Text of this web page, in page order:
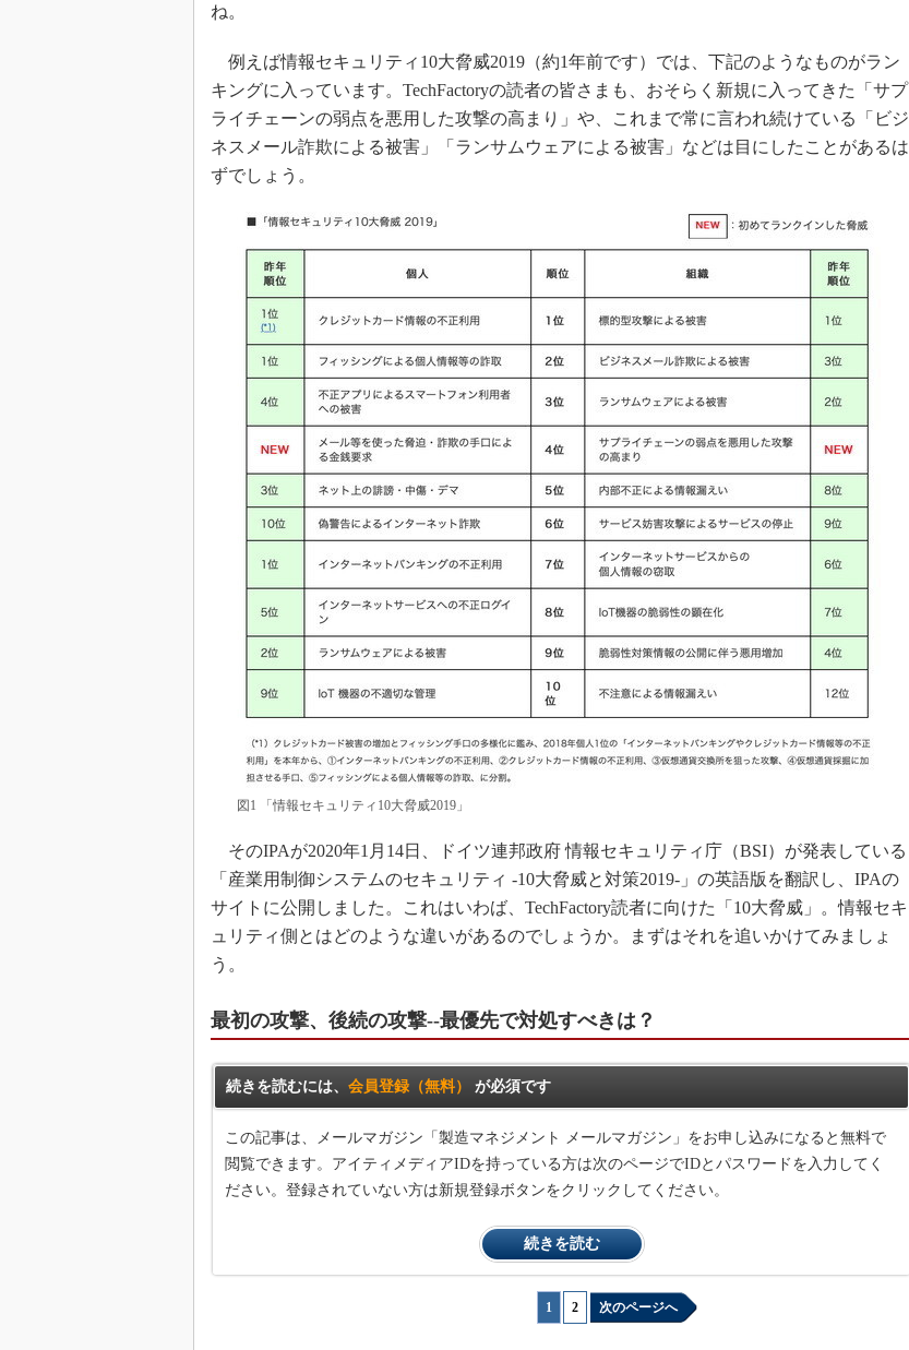
制御セキュリティ
新型コロナへの対応
ね。
例えば情報セキュリティ10大脅威2019（約1年前です）では、下記のようなものがラン
キングに入っています。TechFactoryの読者の皆さまも、おそらく新規に入ってきた「サプ
ライチェーンの弱点を悪用した攻撃の高まり」や、これまで常に言われ続けている「ビジ
ネスメール詐欺による被害」「ランサムウェアによる被害」などは目にしたことがあるは
ずでしょう。
図1 「情報セキュリティ10大脅威2019」
そのIPAが2020年1月14日、ドイツ連邦政府 情報セキュリティ庁（BSI）が発表している
「産業用制御システムのセキュリティ -10大脅威と対策2019-」の英語版を翻訳し、IPAの
サイトに公開しました。これはいわば、TechFactory読者に向けた「10大脅威」。情報セキ
ュリティ側とはどのような違いがあるのでしょうか。まずはそれを追いかけてみましょ
う。
最初の攻撃、後続の攻撃--最優先で対処すべきは？
続きを読むには、 会員登録（無料） が必須です
この記事は、メールマガジン「製造マネジメント メールマガジン」をお申し込みになると無料で
閲覧できます。アイティメディアIDを持っている方は次のページでIDとパスワードを入力してく
ださい。登録されていない方は新規登録ボタンをクリックしてください。
続きを読む
1 2 次のページへ